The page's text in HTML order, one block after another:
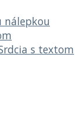
nálepkou
s textom